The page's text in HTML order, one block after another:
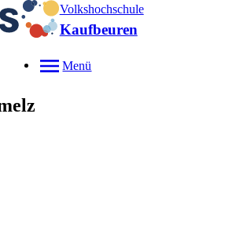
Volkshochschule
Kaufbeuren
Menü